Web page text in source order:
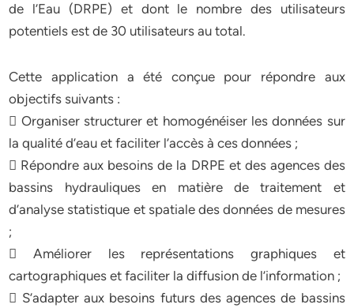
de l’Eau (DRPE) et dont le nombre des utilisateurs
potentiels est de 30 utilisateurs au total.
Cette application a été conçue pour répondre aux
objectifs suivants :
 Organiser structurer et homogénéiser les données sur
la qualité d’eau et faciliter l’accès à ces données ;
 Répondre aux besoins de la DRPE et des agences des
bassins hydrauliques en matière de traitement et
d’analyse statistique et spatiale des données de mesures
;
 Améliorer les représentations graphiques et
cartographiques et faciliter la diffusion de l’information ;
 S’adapter aux besoins futurs des agences de bassins